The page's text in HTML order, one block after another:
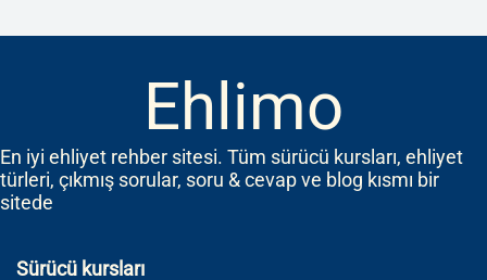
Ehlimo
En iyi ehliyet rehber sitesi. Tüm sürücü kursları, ehliyet
türleri, çıkmış sorular, soru & cevap ve blog kısmı bir
sitede
Sürücü kursları